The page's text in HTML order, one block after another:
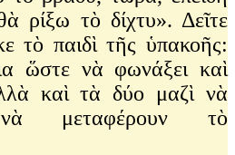
ρίξω τὸ δίχτυ». Δεῖτε
τὸ παιδὶ τῆς ὑπακοῆς:
ὥστε νὰ φωνάξει καὶ
καὶ τὰ δύο μαζὶ νὰ
νὰ μεταφέρουν τὸ